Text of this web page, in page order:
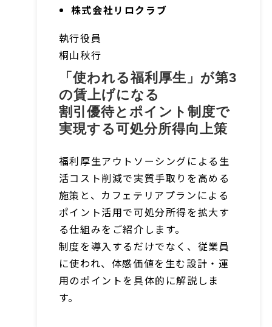
株式会社リロクラブ
執行役員
桐山秋行
「使われる福利厚生」が第3
の賃上げになる
割引優待とポイント制度で
実現する可処分所得向上策
福利厚生アウトソーシングによる生
活コスト削減で実質手取りを高める
施策と、カフェテリアプランによる
ポイント活用で可処分所得を拡大す
る仕組みをご紹介します。
制度を導入するだけでなく、従業員
に使われ、体感価値を生む設計・運
用のポイントを具体的に解説しま
す。